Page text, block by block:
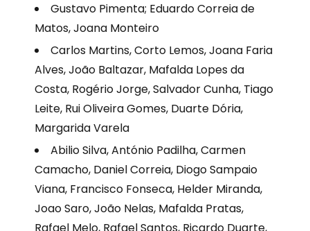
Gustavo Pimenta; Eduardo Correia de
Matos, Joana Monteiro
Carlos Martins, Corto Lemos, Joana Faria
Alves, João Baltazar, Mafalda Lopes da
Costa, Rogério Jorge, Salvador Cunha, Tiago
Leite, Rui Oliveira Gomes, Duarte Dória,
Margarida Varela
Abilio Silva, António Padilha, Carmen
Camacho, Daniel Correia, Diogo Sampaio
Viana, Francisco Fonseca, Helder Miranda,
Joao Saro, João Nelas, Mafalda Pratas,